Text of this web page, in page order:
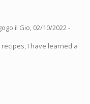
il Gio, 02/10/2022 -
I have learned a